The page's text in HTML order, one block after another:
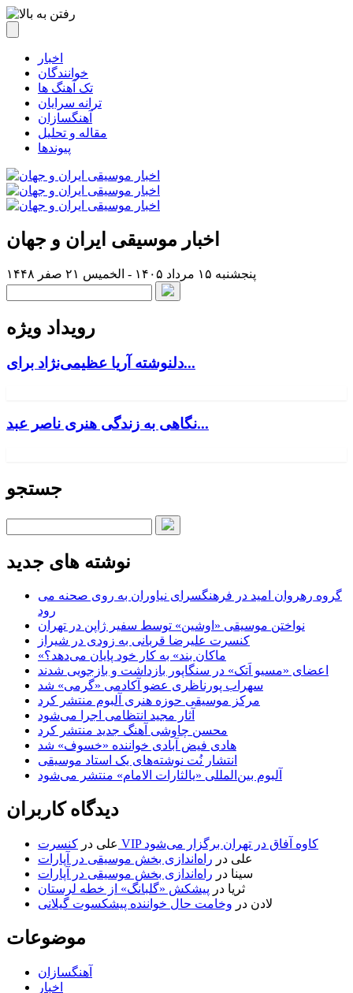
اخبار
خوانندگان
تک آهنگ ها
ترانه سرایان
آهنگسازان
مقاله و تحلیل
پیوندها
اخبار موسیقی ایران و جهان
پنجشنبه ۱۵ مرداد ۱۴۰۵ - الخميس ۲۱ صفر ۱۴۴۸
رویداد ویژه
دلنوشته آریا عظیمی‌نژاد برای...
نگاهی به زندگی هنری ناصر عبد...
جستجو
نوشته های جدید
گروه رهروان امید در فرهنگسرای نیاوران به روی صحنه می
رود
نواختن موسیقی «اوشین» توسط سفیر ژاپن در تهران
کنسرت علیرضا قربانی به زودی در شیراز
«ماکان بند» به کار خود پایان می‌دهد؟
اعضای «مسیو اَتک» در سنگاپور بازداشت و بازجویی شدند
سهراب پورناظری عضو آکادمی «گرمی» شد
مرکز موسیقی حوزه هنری آلبوم منتشر کرد
آثار مجید انتظامی اجرا می‌شود
محسن چاوشی آهنگ جدید منتشر کرد
هادی فیض آبادی خواننده «خسوف» شد
انتشار نُت نوشته‌های یک استاد موسیقی
آلبوم بین‌المللی «یالثارات الامام» منتشر می‌شود
دیدگاه کاربران
علی در
کنسرت VIP کاوه آفاق در تهران برگزار می‌شود
علی در راه‌اندازی بخش موسیقی در آپارات
سینا در راه‌اندازی بخش موسیقی در آپارات
ثریا در پیشکش «گلبانگ» از خطه لرستان
لادن در وخامت حال خواننده پیشکسوت گیلانی
موضوعات
آهنگسازان
اخبار